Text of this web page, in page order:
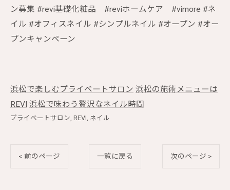
ン募集 #revi基礎化粧品 #reviホームケア #vimore #ネ
イル #オフィスネイル #シンプルネイル #オープン #オー
プンキャンペーン
浜松で楽しむプライベートサロン 浜松の施術メニューは
REVI 浜松で味わう贅沢なネイル時間
プライベートサロン REVI ネイル
< 前のページ 一覧に戻る 次のページ >